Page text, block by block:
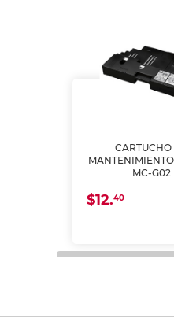
CARTUCHO
MC-G02
$12.40